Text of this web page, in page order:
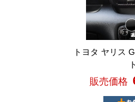
トヨタ ヤリス
販売価格